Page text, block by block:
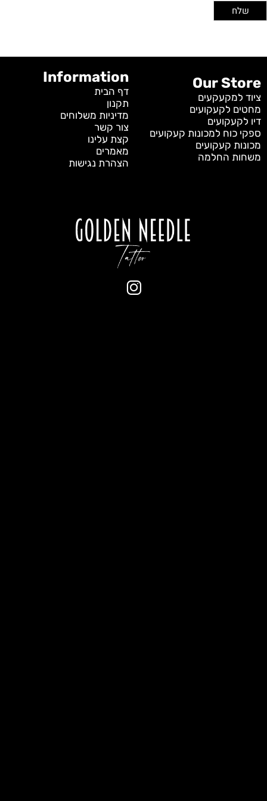
Our Store
ציוד למקעקעים
מחטים לקעקועים
דיו לקעקועים
ספקי כוח למכונות קעקועים
מכונות קעקועים
משחות החלמה
Information
דף הבית
תקנון
מדיניות משלוחים
צור קשר
קצת עלינו
מאמרים
הצהרת נגישות